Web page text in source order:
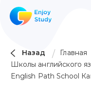
Назад Главная
Школы английского
English Path School